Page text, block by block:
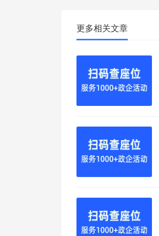
更多相关文章